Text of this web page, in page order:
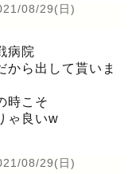
08/29(日)
病院
から出して貰いま
時こそ
ゃ良いw
08/29(日)